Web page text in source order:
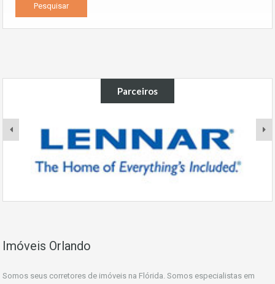
Parceiros
Imóveis Orlando
Somos seus corretores de imóveis na Flórida. Somos especialistas em